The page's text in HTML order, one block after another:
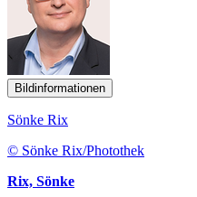
Bildinformationen
Sönke Rix
© Sönke Rix/Photothek
Rix, Sönke